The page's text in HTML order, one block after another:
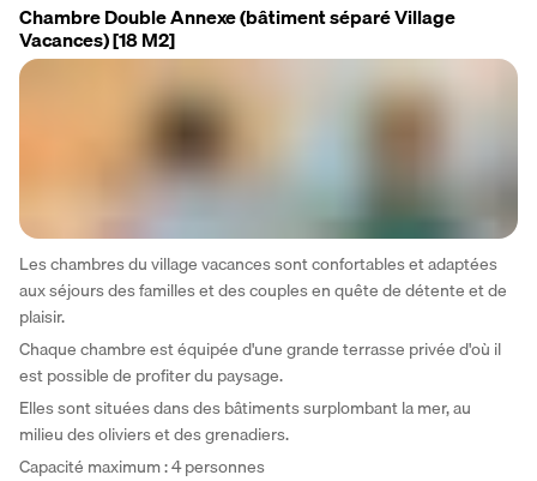
Chambre Double Annexe (bâtiment séparé Village
Vacances)[18 M2]
Les chambres du village vacances sont confortables et adaptées
aux séjours des familles et des couples en quête de détente et de
plaisir.
Chaque chambre est équipée d'une grande terrasse privée d'où il
est possible de profiter du paysage.
Elles sont situées dans des bâtiments surplombant la mer, au
milieu des oliviers et des grenadiers.
Capacité maximum : 4 personnes